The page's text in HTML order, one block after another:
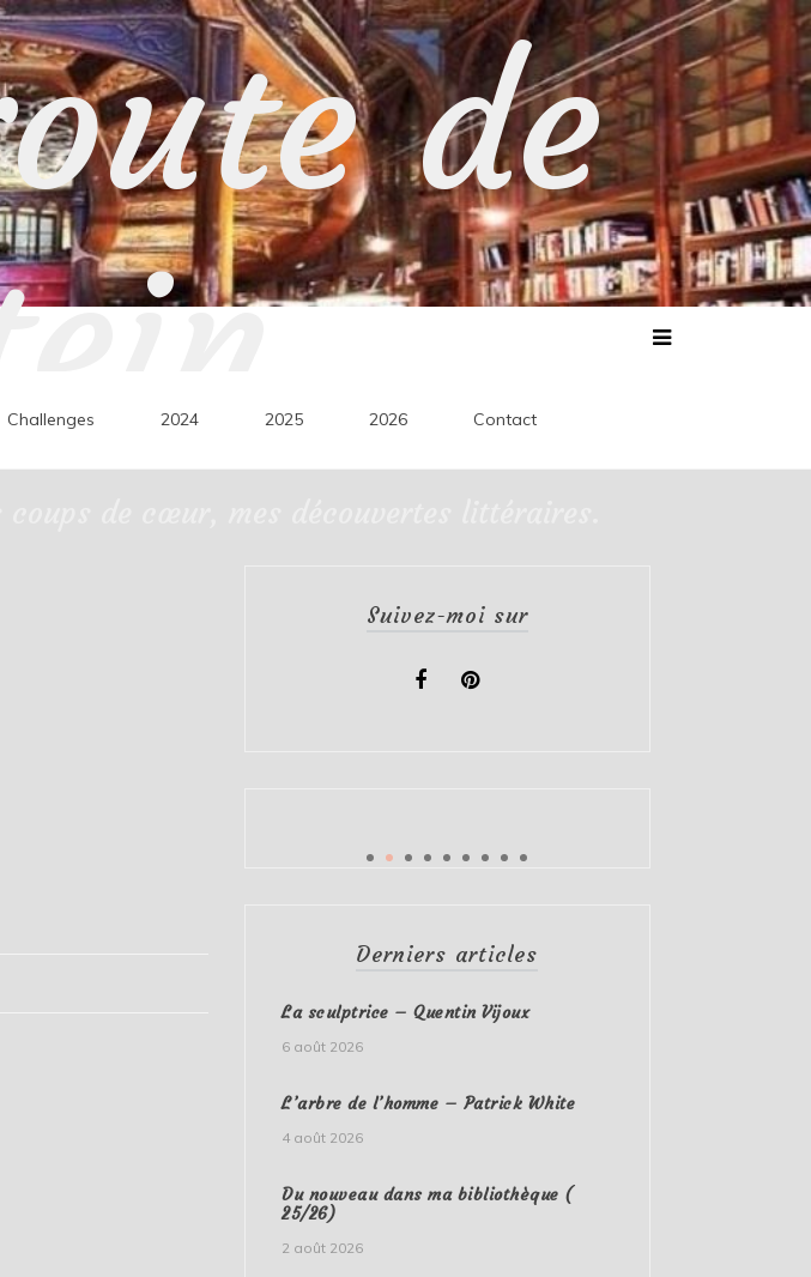
de
Challenges 2024 2025 2026 Contact
Suivez-moi sur
Derniers articles
La sculptrice – Quentin Vijoux
6 août 2026
L’arbre de l’homme – Patrick White
4 août 2026
Du nouveau dans ma bibliothèque (
25/26)
2 août 2026